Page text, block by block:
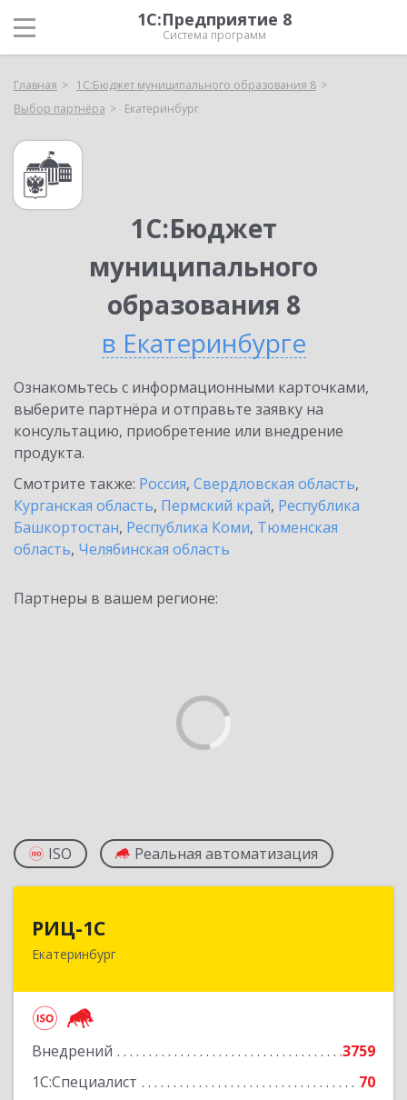
1С:Предприятие 8
Система программ
Главная
1С:Бюджет муниципального образования 8
Выбор партнёра
Екатеринбург
1С:Бюджет
муниципального
образования 8
в Екатеринбурге
Ознакомьтесь с информационными карточками,
выберите партнёра и отправьте заявку на
консультацию, приобретение или внедрение
продукта.
Смотрите также: Россия, Свердловская область,
Курганская область, Пермский край, Республика
Башкортостан, Республика Коми, Тюменская
область, Челябинская область
Партнеры в вашем регионе:
ISO Реальная автоматизация
РИЦ-1С
Екатеринбург
Внедрений
3759
1С:Специалист
70
620102, Свердловская обл, Екатеринбург г,